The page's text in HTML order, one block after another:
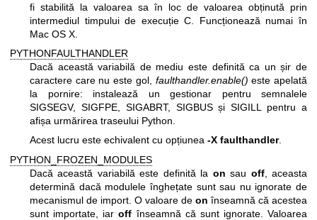
fi stabilită la valoarea sa în loc de valoarea obținută prin
intermediul timpului de execuție C. Funcționează numai în
Mac OS X.
PYTHONFAULTHANDLER
Dacă această variabilă de mediu este definită ca un șir de
caractere care nu este gol, faulthandler.enable() este apelată
la pornire: instalează un gestionar pentru semnalele
SIGSEGV, SIGFPE, SIGABRT, SIGBUS și SIGILL pentru a
afișa urmărirea traseului Python.
Acest lucru este echivalent cu opțiunea -X faulthandler.
PYTHON_FROZEN_MODULES
Dacă această variabilă este definită la on sau off, aceasta
determină dacă modulele înghețate sunt sau nu ignorate de
mecanismul de import. O valoare de on înseamnă că acestea
sunt importate, iaroff înseamnă că sunt ignorate. Valoarea